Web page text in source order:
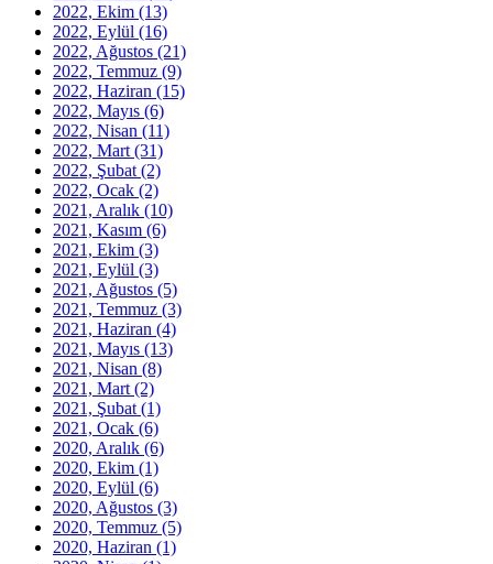
2022, Ekim (13)
2022, Eylül (16)
2022, Ağustos (21)
2022, Temmuz (9)
2022, Haziran (15)
2022, Mayıs (6)
2022, Nisan (11)
2022, Mart (31)
2022, Şubat (2)
2022, Ocak (2)
2021, Aralık (10)
2021, Kasım (6)
2021, Ekim (3)
2021, Eylül (3)
2021, Ağustos (5)
2021, Temmuz (3)
2021, Haziran (4)
2021, Mayıs (13)
2021, Nisan (8)
2021, Mart (2)
2021, Şubat (1)
2021, Ocak (6)
2020, Aralık (6)
2020, Ekim (1)
2020, Eylül (6)
2020, Ağustos (3)
2020, Temmuz (5)
2020, Haziran (1)